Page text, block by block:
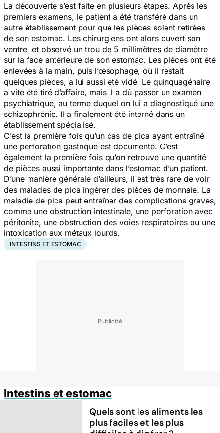
La découverte s’est faite en plusieurs étapes. Après les
premiers examens, le patient a été transféré dans un
autre établissement pour que les pièces soient retirées
de son estomac. Les chirurgiens ont alors ouvert son
ventre, et observé un trou de 5 millimètres de diamètre
sur la face antérieure de son estomac. Les pièces ont été
enlevées à la main, puis l’œsophage, où il restait
quelques pièces, a lui aussi été vidé. Le quinquagénaire
a vite été tiré d’affaire, mais il a dû passer un examen
psychiatrique, au terme duquel on lui a diagnostiqué une
schizophrénie. Il a finalement été interné dans un
établissement spécialisé.
C’est la première fois qu’un cas de pica ayant entraîné
une perforation gastrique est documenté. C’est
également la première fois qu’on retrouve une quantité
de pièces aussi importante dans l’estomac d’un patient.
D’une manière générale d’ailleurs, il est très rare de voir
des malades de pica ingérer des pièces de monnaie. La
maladie de pica peut entraîner des complications graves,
comme une obstruction intestinale, une perforation avec
péritonite, une obstruction des voies respiratoires ou une
intoxication aux métaux lourds.
INTESTINS ET ESTOMAC
Intestins et estomac
Quels sont les aliments les
plus faciles et les plus